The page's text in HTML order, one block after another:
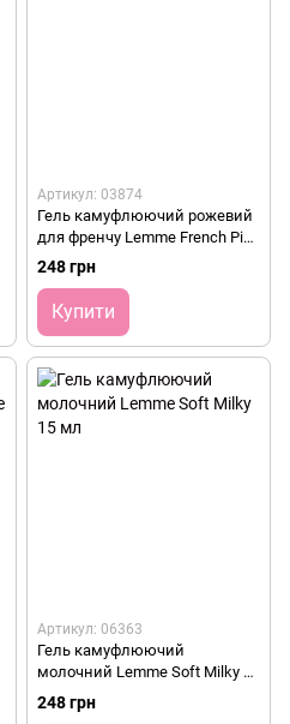
Артикул: 03874
Гель камуфлюючий рожевий
для френчу Lemme French Pink
15 мл
248 грн
Купити
Артикул: 06363
Гель камуфлюючий
молочний Lemme Soft Milky 15
мл
248 грн